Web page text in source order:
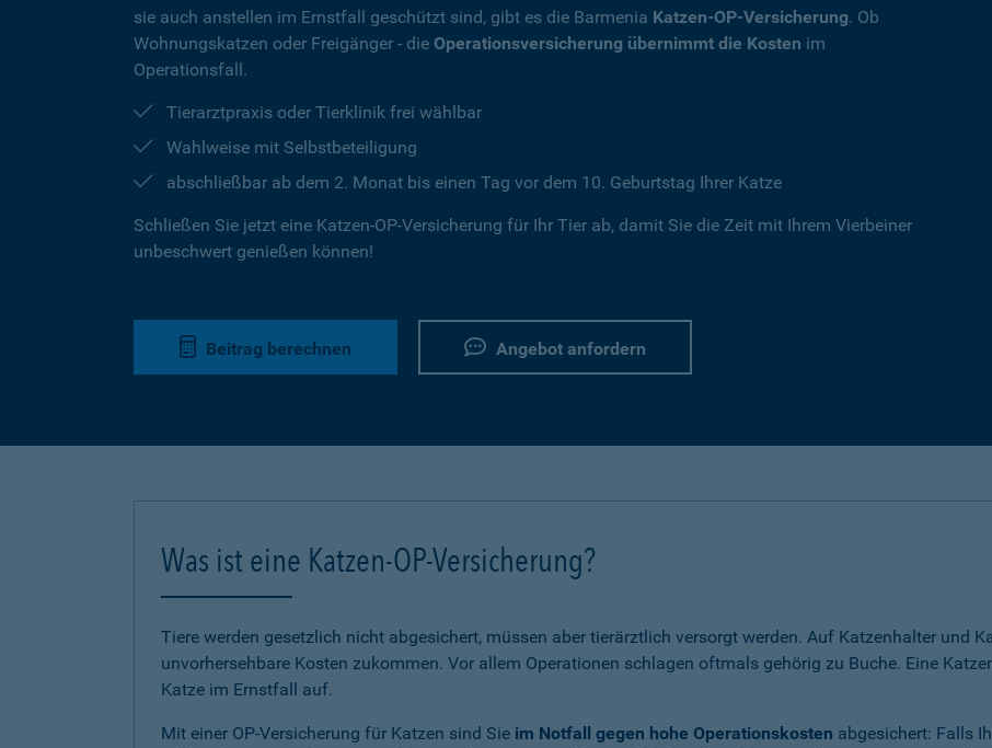
sie auch anstellen im Ernstfall geschützt sind, gibt es die Barmenia Katzen-OP-Versicherung. Ob
Wohnungskatzen oder Freigänger - die Operationsversicherung übernimmt die Kosten im
Operationsfall.
Tierarztpraxis oder Tierklinik frei wählbar
Wahlweise mit Selbstbeteiligung
abschließbar ab dem 2. Monat bis einen Tag vor dem 10. Geburtstag Ihrer Katze
Schließen Sie jetzt eine Katzen-OP-Versicherung für Ihr Tier ab, damit Sie die Zeit mit Ihrem Vierbeiner
unbeschwert genießen können!
Beitrag berechnen Angebot anfordern
Was ist eine Katzen-OP-Versicherung?
Tiere werden gesetzlich nicht abgesichert, müssen aber tierärztlich versorgt werden. Auf Katzenhalter und
unvorhersehbare Kosten zukommen. Vor allem Operationen schlagen oftmals gehörig zu Buche. Eine
Katze im Ernstfall auf.
Mit einer OP-Versicherung für Katzen sind Sie im Notfall gegen hohe Operationskosten abgesichert: Falls